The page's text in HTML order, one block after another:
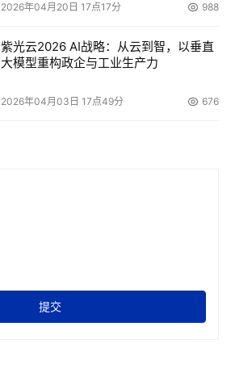
2026年04月20日 17点17分 988
紫光云2026 AI战略：从云到智，以垂直
大模型重构政企与工业生产力
2026年04月03日 17点49分 676
提交